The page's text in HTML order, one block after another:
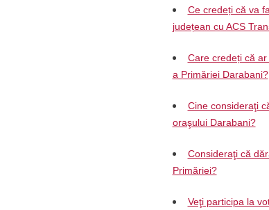
Ce credeți că va
județean cu ACS
Care credeți că
a Primăriei Darabani?
Cine consideraţi
oraşului Darabani?
Consideraţi că
Primăriei?
Veţi participa la